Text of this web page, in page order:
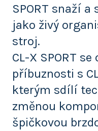
SPORT snaží
jako živý
stroj.
CL-X SPORT
příbuznosti s
kterým sdílí
změnou
špičkovou